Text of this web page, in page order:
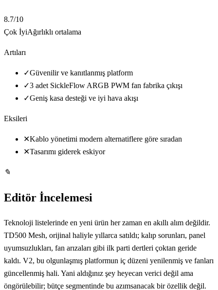
8.7/10
Çok İyiAğırlıklı ortalama
Artıları
✓Güvenilir ve kanıtlanmış platform
✓3 adet SickleFlow ARGB PWM fan fabrika çıkışı
✓Geniş kasa desteği ve iyi hava akışı
Eksileri
✕Kablo yönetimi modern alternatiflere göre sıradan
✕Tasarımı giderek eskiyor
✎
Editör İncelemesi
Teknoloji listelerinde en yeni ürün her zaman en akıllı alım değildir.
TD500 Mesh, orijinal haliyle yıllarca satıldı; kalıp sorunları, panel
uyumsuzlukları, fan arızaları gibi ilk parti dertleri çoktan geride
kaldı. V2, bu olgunlaşmış platformun iç düzeni yenilenmiş ve fanları
güncellenmiş hali. Yani aldığınız şey heyecan verici değil ama
öngörülebilir; bütçe segmentinde bu azımsanacak bir özellik değil.